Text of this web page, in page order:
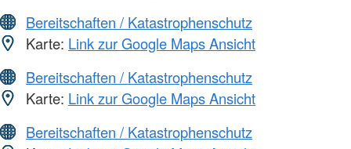
Bereitschaften / Katastrophenschutz
Karte: Link zur Google Maps Ansicht
Bereitschaften / Katastrophenschutz
Karte: Link zur Google Maps Ansicht
Bereitschaften / Katastrophenschutz